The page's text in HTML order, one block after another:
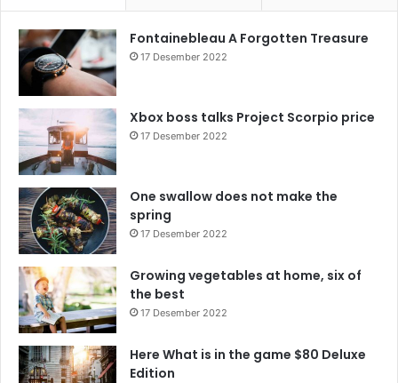
Fontainebleau A Forgotten Treasure
17 Desember 2022
Xbox boss talks Project Scorpio price
17 Desember 2022
One swallow does not make the
spring
17 Desember 2022
Growing vegetables at home, six of
the best
17 Desember 2022
Here What is in the game $80 Deluxe
Edition